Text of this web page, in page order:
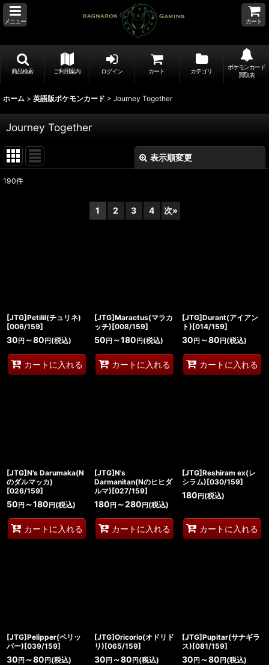
メニュー カート
商品検索 ご利用案内 ログイン カート カテゴリ
ポケモンカード
買取表
ホーム > 英語版ポケモンカード > Journey Together
Journey Together
表示順変更
190件
1 2 3 4 次»
[JTG]Petilil(チュリネ)
[006/159]
30 円 ～80 円 (税込)
カートに入れる
[JTG]Maractus(マラカ
ッチ)[008/159]
50 円～180 円(税込)
カートに入れる
[JTG]Durant(アイアン
ト)[014/159]
30 円～80 円(税込)
カートに入れる
[JTG]N's Darumaka(N
のダルマッカ)
[026/159]
50 円 ～180 円 (税込)
カートに入れる
[JTG]N's
Darmanitan(Nのヒヒダ
ルマ)[027/159]
180 円～280 円(税込)
カートに入れる
[JTG]Reshiram ex(レ
シラム)[030/159]
180 円(税込)
カートに入れる
[JTG]Pelipper(ペリッ
パー)[039/159]
30 円 ～80 円 (税込)
[JTG]Oricorio(オドリド
リ)[065/159]
30 円～80 円(税込)
[JTG]Pupitar(サナギラ
ス)[081/159]
30 円～80 円(税込)